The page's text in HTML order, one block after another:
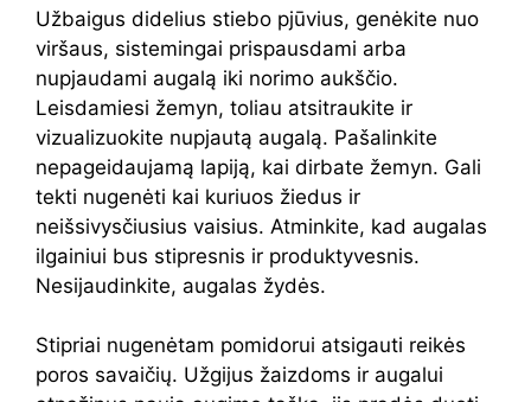
Užbaigus didelius stiebo pjūvius, genėkite nuo
viršaus, sistemingai prispausdami arba
nupjaudami augalą iki norimo aukščio.
Leisdamiesi žemyn, toliau atsitraukite ir
vizualizuokite nupjautą augalą. Pašalinkite
nepageidaujamą lapiją, kai dirbate žemyn. Gali
tekti nugenėti kai kuriuos žiedus ir
neišsivysčiusius vaisius. Atminkite, kad augalas
ilgainiui bus stipresnis ir produktyvesnis.
Nesijaudinkite, augalas žydės.
Stipriai nugenėtam pomidorui atsigauti reikės
poros savaičių. Užgijus žaizdoms ir augalui